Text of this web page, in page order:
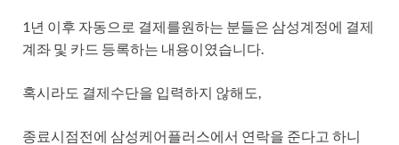
1년 이후 자동으로 결제를원하는 분들은 삼성계정에 결제
계좌 및 카드 등록하는 내용이였습니다.
혹시라도 결제수단을 입력하지 않해도,
종료시점전에 삼성케어플러스에서 연락을 준다고 하니